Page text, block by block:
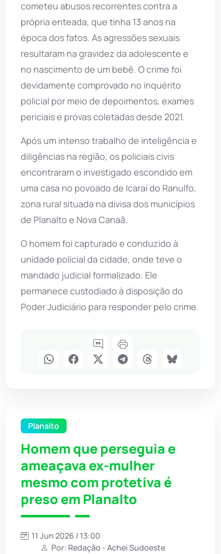
cometeu abusos recorrentes contra a
própria enteada, que tinha 13 anos na
época dos fatos. As agressões sexuais
resultaram na gravidez da adolescente e
no nascimento de um bebê. O crime foi
devidamente comprovado no inquérito
policial por meio de depoimentos, exames
periciais e provas coletadas desde 2021.
Após um intenso trabalho de inteligência e
diligências na região, os policiais civis
encontraram o investigado escondido em
uma casa no povoado de Icaraí do Ranulfo,
zona rural situada na divisa dos municípios
de Planalto e Nova Canaã.
O homem foi capturado e conduzido à
unidade policial da cidade, onde teve o
mandado judicial formalizado. Ele
permanece custodiado à disposição do
Poder Judiciário para responder pelo crime.
Planalto
Homem que perseguia e
ameaçava ex-mulher
mesmo com protetiva é
preso em Planalto
11 Jun 2026 / 13:00
Por: Redação - Achei Sudoeste